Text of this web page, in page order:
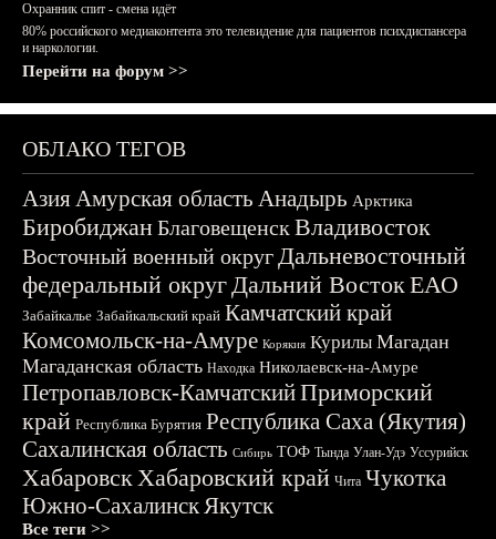
Охранник спит - смена идёт
80% российского медиаконтента это телевидение для пациентов психдиспансера
и наркологии.
Перейти на форум >>
ОБЛАКО ТЕГОВ
АзияАмурская область Анадырь Арктика
БиробиджанБлаговещенскВладивосток
Восточный военный округДальневосточный
федеральный округДальний ВостокЕАО
Забайкалье Забайкальский край Камчатский край
Комсомольск-на-Амуре Корякия Курилы Магадан
Магаданская область Находка Николаевск-на-Амуре
Петропавловск-КамчатскийПриморский
край Республика Бурятия Республика Саха (Якутия)
Сахалинская область Сибирь ТОФ Тында Улан-Удэ Уссурийск
ХабаровскХабаровский край Чита Чукотка
Южно-СахалинскЯкутск
Все теги >>